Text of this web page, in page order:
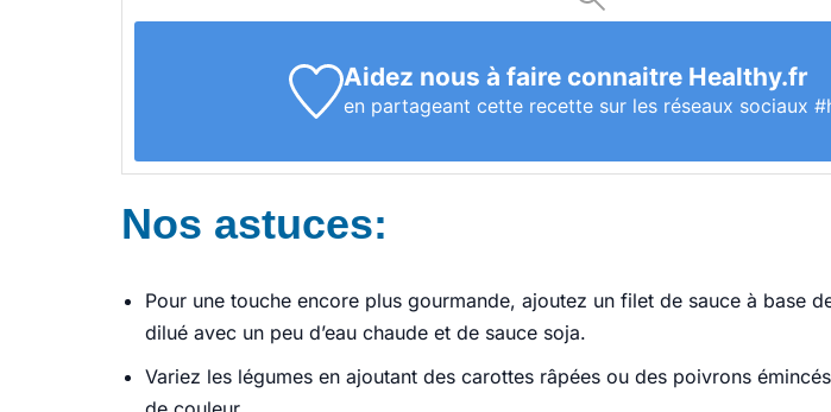
Aidez nous à faire connaitre Healthy.fr
en partageant cette recette sur les réseaux sociaux
Nos astuces:
Pour une touche encore plus gourmande, ajoutez un filet de sauce à base
dilué avec un peu d’eau chaude et de sauce soja.
Variez les légumes en ajoutant des carottes râpées ou des poivrons